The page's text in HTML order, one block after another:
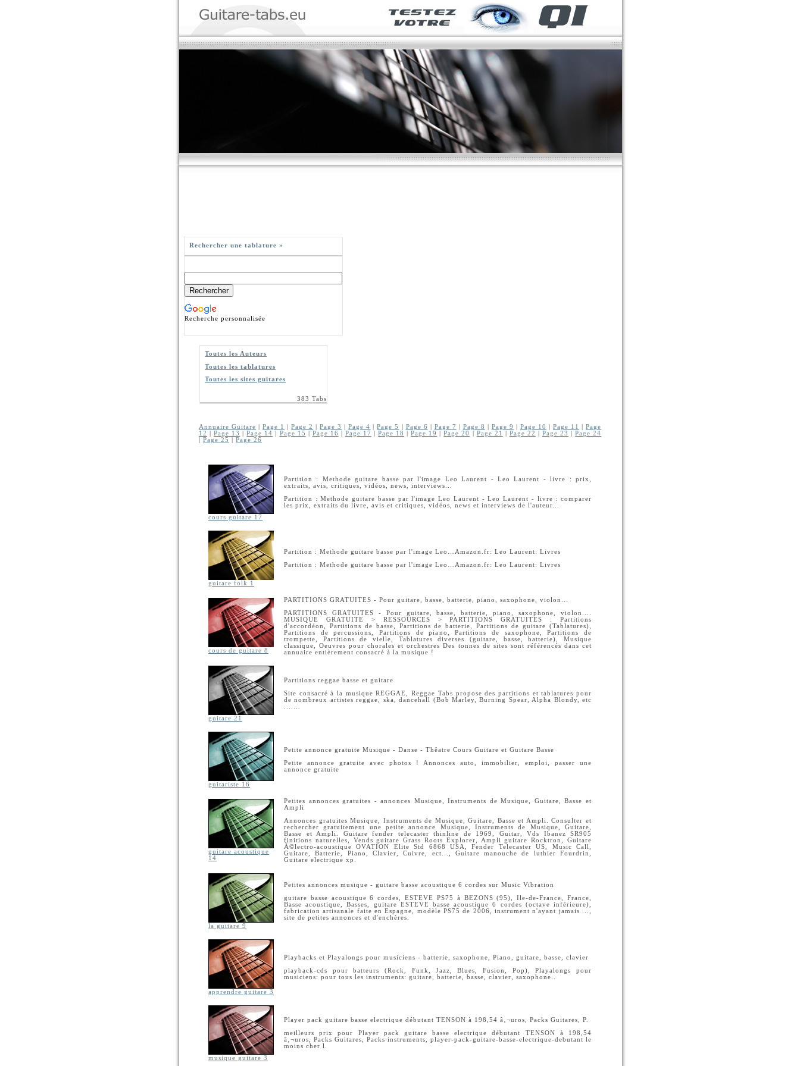
Rechercher une tablature »
Recherche personnalisée
Toutes les Auteurs
Toutes les tablatures
Toutes les sites guitares
383 Tabs
Annuaire Guitare |Page 1 |Page 2 |Page 3 |Page 4 |Page 5 Page 6 Page 7 Page 8 Page 9 Page 10 |Page 11 |Page
12
|Page 13 |Page 14 Page 15 Page 16 Page 17 |Page 18 |Page 19 |Page 20 Page 21 Page 22 Page 23 |Page 24
Page 25 Page 26
cours guitare 17
Partition : Methode guitare basse par l'image Leo Laurent - Leo Laurent - livre : prix,
extraits, avis, critiques, vidéos, news, interviews...
Partition : Methode guitare basse par l'image Leo Laurent - Leo Laurent - livre : comparer
les prix, extraits du livre, avis et critiques, vidéos, news et interviews de l'auteur...
guitare folk 1
Partition : Methode guitare basse par l'image Leo…Amazon.fr: Leo Laurent: Livres
Partition : Methode guitare basse par l'image Leo…Amazon.fr: Leo Laurent: Livres
cours de guitare 8
PARTITIONS GRATUITES - Pour guitare, basse, batterie, piano, saxophone, violon...
PARTITIONS GRATUITES - Pour guitare, basse, batterie, piano, saxophone, violon....
MUSIQUE GRATUITE > RESSOURCES > PARTITIONS GRATUITES : Partitions
d'accordéon, Partitions de basse, Partitions de batterie, Partitions de guitare (Tablatures),
Partitions de percussions, Partitions de piano, Partitions de saxophone, Partitions de
trompette, Partitions de vielle, Tablatures diverses (guitare, basse, batterie), Musique
classique, Oeuvres pour chorales et orchestres Des tonnes de sites sont référencés dans cet
annuaire entièrement consacré à la musique !
guitare 21
Partitions reggae basse et guitare
Site consacré à la musique REGGAE, Reggae Tabs propose des partitions et tablatures pour
de nombreux artistes reggae, ska, dancehall (Bob Marley, Burning Spear, Alpha Blondy, etc
guitariste 16
Petite annonce gratuite Musique - Danse - Thêatre Cours Guitare et Guitare Basse
Petite annonce gratuite avec photos ! Annonces auto, immobilier, emploi, passer une
annonce gratuite
guitare acoustique
14
Petites annonces gratuites - annonces Musique, Instruments de Musique, Guitare, Basse et
Ampli
Annonces gratuites Musique, Instruments de Musique, Guitare, Basse et Ampli. Consulter et
rechercher gratuitement une petite annonce Musique, Instruments de Musique, Guitare,
Basse et Ampli. Guitare fender telecaster thinline de 1969, Guitar, Vds Ibanez SR905
finitions naturelles, Vends guitare Grass Roots Explorer, Ampli guitare Rocktron, Guitare
Ã©lectro-acoustique OVATION Elite Std 6868 USA, Fender Telecaster US, Music Call,
Guitare, Batterie, Piano, Clavier, Cuivre, ect..., Guitare manouche de luthier Fourdrin,
Guitare electrique xp.
la guitare 9
Petites annonces musique - guitare basse acoustique 6 cordes sur Music Vibration
guitare basse acoustique 6 cordes, ESTEVE PS75 à BEZONS (95), Ile-de-France, France,
Basse acoustique, Basses, guitare ESTEVE basse acoustique 6 cordes (octave inférieure),
fabrication artisanale faite en Espagne, modèle PS75 de 2006, instrument n'ayant jamais ...,
site de petites annonces et d'enchères.
apprendre guitare 3
Playbacks et Playalongs pour musiciens - batterie, saxophone, Piano, guitare, basse, clavier
playback-cds pour batteurs (Rock, Funk, Jazz, Blues, Fusion, Pop), Playalongs pour
musiciens: pour tous les instruments: guitare, batterie, basse, clavier, saxophone..
musique guitare 3
Player pack guitare basse electrique débutant TENSON à 198,54 â‚¬uros, Packs Guitares, P.
meilleurs prix pour Player pack guitare basse electrique débutant TENSON à 198,54
â‚¬uros, Packs Guitares, Packs instruments, player-pack-guitare-basse-electrique-debutant le
moins cher l.